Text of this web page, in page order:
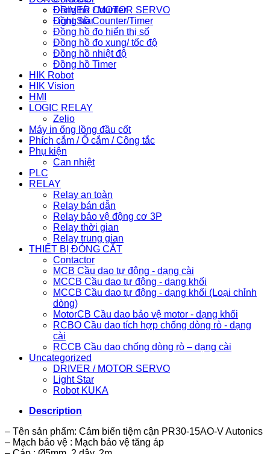
DRIVER / MOTOR SERVO
Light Star
Đồng hồ Counter
Đồng hồ Counter/Timer
Đồng hồ đo hiển thị số
Đồng hồ đo xung/ tốc độ
Đồng hồ nhiệt độ
Đồng hồ Timer
HIK Robot
HIK Vision
HMI
LOGIC RELAY
Zelio
Máy in ống lồng đầu cốt
Phích cắm / Ổ cắm / Công tắc
Phụ kiện
Can nhiệt
PLC
RELAY
Relay an toàn
Relay bán dẫn
Relay bảo vệ động cơ 3P
Relay thời gian
Relay trung gian
THIẾT BỊ ĐÓNG CẮT
Contactor
MCB Cầu dao tự động - dạng cài
MCCB Cầu dao tự động - dạng khối
MCCB Cầu dao tự động - dạng khối (Loại chỉnh
dòng)
MotorCB Cầu dao bảo vệ motor - dạng khối
RCBO Cầu dao tích hợp chống dòng rò - dạng
cài
RCCB Cầu dao chống dòng rò – dạng cài
Uncategorized
DRIVER / MOTOR SERVO
Light Star
Robot KUKA
Description
– Tên sản phẩm: Cảm biến tiệm cận PR30-15AO-V Autonics
– Mạch bảo vệ : Mạch bảo vệ tăng áp